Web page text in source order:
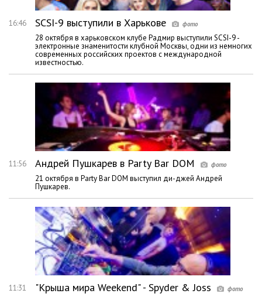
16:46 SCSI-9 выступили в Харькове
28 октября в харьковском клубе Радмир выступили SCSI-9 -
электронные знаменитости клубной Москвы, одни из немногих
современных российских проектов с международной
известностью.
11:56 Андрей Пушкарев в Party Bar DOM
21 октября в Party Bar DOM выступил ди-джей Андрей
Пушкарев.
11:31 "Крыша мира Weekend" - Spyder & Joss